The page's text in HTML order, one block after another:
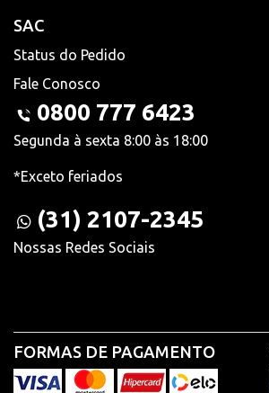
SAC
Status do Pedido
Fale Conosco
0800 777 6423
Segunda à sexta 8:00 às 18:00
*Exceto feriados
(31) 2107-2345
Nossas Redes Sociais
FORMAS DE PAGAMENTO